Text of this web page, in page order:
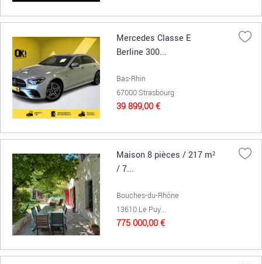
Mercedes Classe E
Berline 300...
Bas-Rhin
67000 Strasbourg
39 899,00 €
Maison 8 pièces / 217 m²
/ 7...
Bouches-du-Rhône
13610 Le Puy...
775 000,00 €